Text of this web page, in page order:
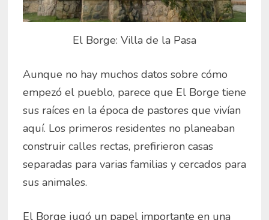
El Borge: Villa de la Pasa
Aunque no hay muchos datos sobre cómo
empezó el pueblo, parece que El Borge tiene
sus raíces en la época de pastores que vivían
aquí. Los primeros residentes no planeaban
construir calles rectas, prefirieron casas
separadas para varias familias y cercados para
sus animales.
El Borge jugó un papel importante en una